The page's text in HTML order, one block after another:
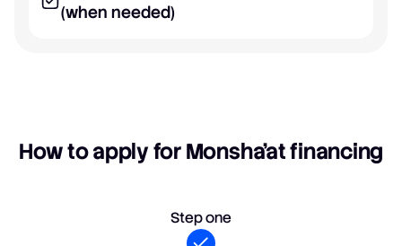
(when needed)
How to apply for Monsha'at financing
Step one